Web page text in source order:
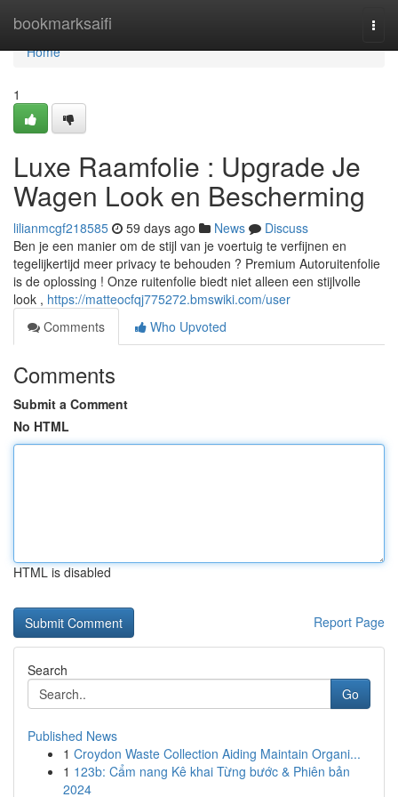
bookmarksaifi
Home
Home
1
Luxe Raamfolie : Upgrade Je
Wagen Look en Bescherming
lilianmcgf218585 59 days ago News
Discuss
Ben je een manier om de stijl van je voertuig te verfijnen en
tegelijkertijd meer privacy te behouden ? Premium Autoruitenfolie
is de oplossing ! Onze ruitenfolie biedt niet alleen een stijlvolle
look , https://matteocfqj775272.bmswiki.com/user
Comments
Who Upvoted
Comments
Submit a Comment
No HTML
HTML is disabled
Report Page
Search
Go
Published News
1 Croydon Waste Collection Aiding Maintain Organi...
1 123b: Cẩm nang Kê khai Từng bước & Phiên bản
2024